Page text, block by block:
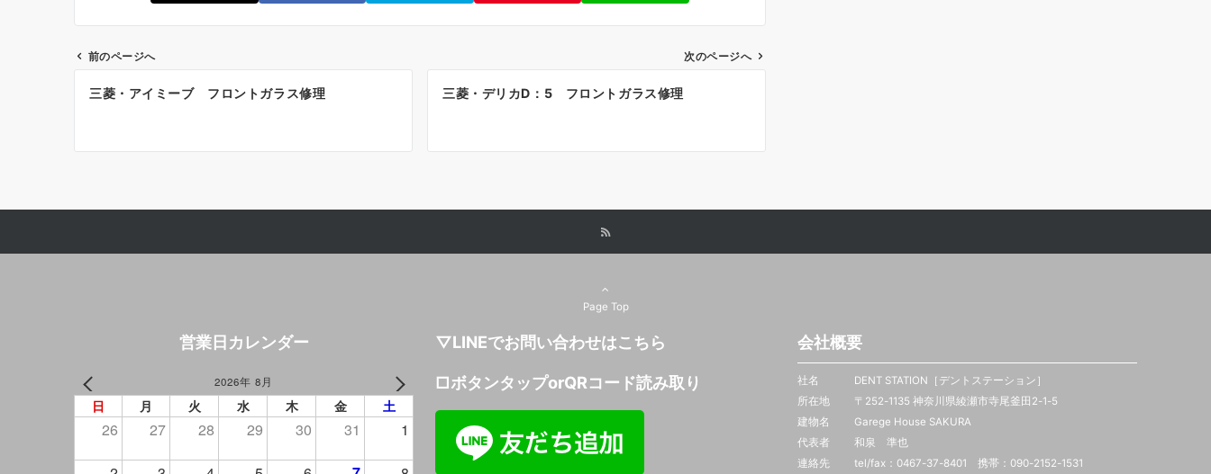
ビ
シ
ン
前のページへ
三菱・アイミーブ フロントガラス修理
次のページへ
三菱・デリカD：5 フロントガラス修理
Page Top
営業日カレンダー
2026年 8月
日 月 火 水 木 金 土
26 27 28 29 30 31 1
▽LINEでお問い合わせはこちら
□ボタンタップorQRコード読み取り
会社概要
社名 DENT STATION［デントステーション］
所在地 〒252-1135 神奈川県綾瀬市寺尾釜田2-1-5
建物名 Garege House SAKURA
代表者 和泉 準也
連絡先 tel/fax：0467-37-8401 携帯： 090-2152-1531